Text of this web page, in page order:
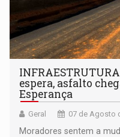
espera, asfalto
Esperança
Geral 07 de Agosto
Moradores sentem a